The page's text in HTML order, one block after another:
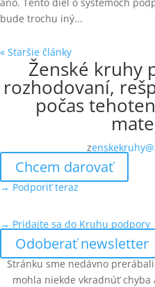
bude trochu iný...
« Staršie články
Ženské kruhy
rozhodovaní,
počas
z
Chcem darovať
→ Podporiť teraz
→ Pridajte sa do Kruhu podpory
Odoberať newsletter
Stránku sme nedávno
mohla niekde vkradnúť chyba